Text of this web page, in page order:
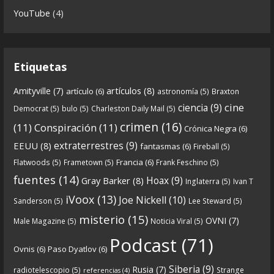
Continuamos el especial Qanon con esta segunda
6 0 View on facebook
Crónicas de Nantucket
Descargar
https://www.ivoox.com/cdn-6x05-8211-qanon-
parte-1-origenes-audios-mp3_rf_67157433_1.html
Tras una exhaustiva investigación en los orígenes
y desarrollo de Qanon, la madre de todas las
YouTube (4)
Etiquetas
Amityville (7) artículo (6) artículos (8) astronomía (5) Braxton
Democrat (5) bulo (5) Charleston Daily Mail (5) ciencia (9) cine
(11) Conspiración (11) crimen (16) Crónica Negra (6)
EEUU (8) extraterrestres (9) fantasmas (6) Fireball (5)
Flatwoods (5) Frametown (5) Francia (6) Frank Feschino (5)
fuentes (14) Gray Barker (8) Hoax(9) Inglaterra (5) Ivan T
Sanderson (5) iVoox (13) Joe Nickell (10) Lee Steward (5)
Male Magazine (5) misterio (15) Noticia Viral (5) OVNI (7)
Ovnis (6) Paso Dyatlov (6) Podcast (71)
radiotelescopio (5) referencias (4) Rusia (7) Siberia (9) Strange